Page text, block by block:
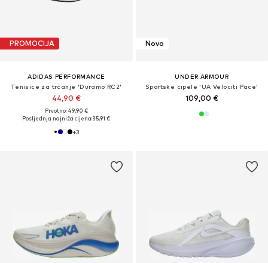
PROMOCIJA
ADIDAS PERFORMANCE
Tenisice za trčanje 'Duramo RC2'
44,90 €
Prvotno: 49,90 €
Posljednja najniža cijena:35,91 €
+3
Novo
UNDER ARMOUR
Sportske cipele 'UA Velociti Pace'
109,00 €